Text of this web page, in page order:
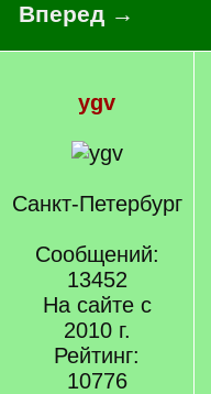
Вперед →
ygv
Санкт-Петербург
Сообщений:
13452
На сайте с
2010 г.
Рейтинг:
10776